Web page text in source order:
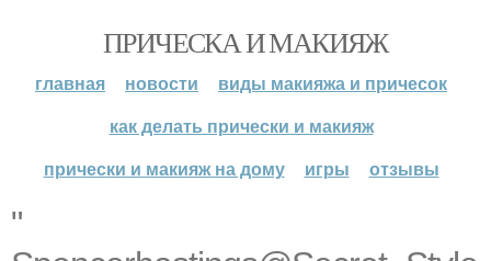
ПРИЧЕСКА И МАКИЯЖ
главная новости
виды макияжа и причесок
как делать прически и макияж
прически и макияж на дому
игры отзывы
"